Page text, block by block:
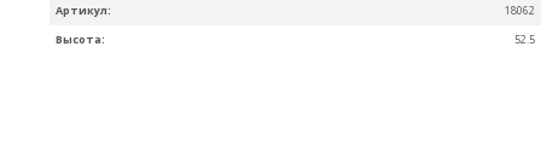
Артикул:
18062
Высота:
52.5